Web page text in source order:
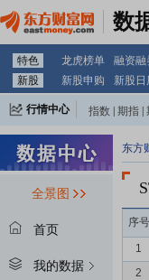
数
特色 龙虎榜单 融资融
新股
新股申购 新股日
行情中心 指数 期指
全景图
首页
我的数据
东方
序号
1
2